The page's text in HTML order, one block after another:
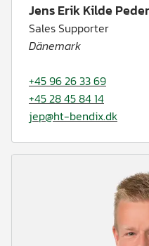
Jens Erik Kilde
Sales Supporter
Dänemark
+45 96 26 33 69
+45 28 45 84 14
jep@ht-bendix.dk